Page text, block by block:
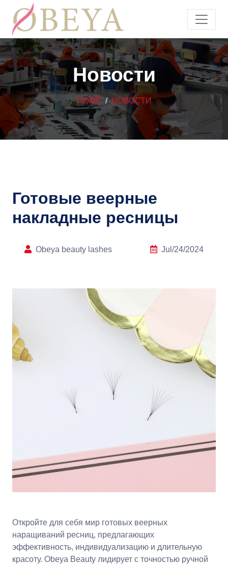
Новости
HOME НОВОСТИ
Готовые веерные
накладные ресницы
Obeya beauty lashes Jul/24/2024
Откройте для себя мир готовых веерных
наращиваний ресниц, предлагающих
эффективность, индивидуализацию и длительную
красоту. Obeya Beauty лидирует с точностью ручной